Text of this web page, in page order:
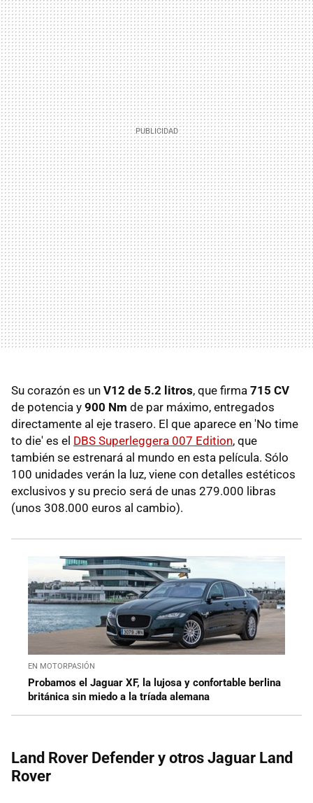
Su corazón es un V12 de 5.2 litros, que firma 715 CV
de potencia y 900 Nm de par máximo, entregados
directamente al eje trasero. El que aparece en 'No time
to die' es el DBS Superleggera 007 Edition, que
también se estrenará al mundo en esta película. Sólo
100 unidades verán la luz, viene con detalles estéticos
exclusivos y su precio será de unas 279.000 libras
(unos 308.000 euros al cambio).
EN MOTORPASIÓN
Probamos el Jaguar XF, la lujosa y confortable berlina
británica sin miedo a la tríada alemana
Land Rover Defender y otros Jaguar Land
Rover